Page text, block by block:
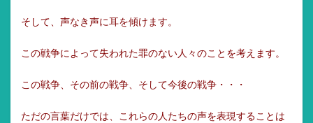
そして、声なき声に耳を傾けます。
この戦争によって失われた罪のない人々のことを考えます。
この戦争、その前の戦争、そして今後の戦争・・・
ただの言葉だけでは、これらの人たちの声を表現することは